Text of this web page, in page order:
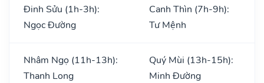
Đinh Sửu (1h-3h):
Ngọc Đường
Canh Thìn (7h-9h):
Tư Mệnh
Nhâm Ngọ (11h-13h):
Thanh Long
Quý Mùi (13h-15h):
Minh Đường